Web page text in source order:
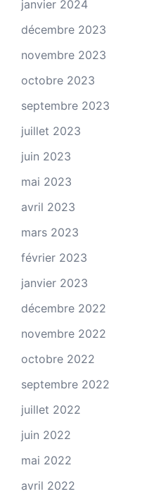
janvier 2024
décembre 2023
novembre 2023
octobre 2023
septembre 2023
juillet 2023
juin 2023
mai 2023
avril 2023
mars 2023
février 2023
janvier 2023
décembre 2022
novembre 2022
octobre 2022
septembre 2022
juillet 2022
juin 2022
mai 2022
avril 2022